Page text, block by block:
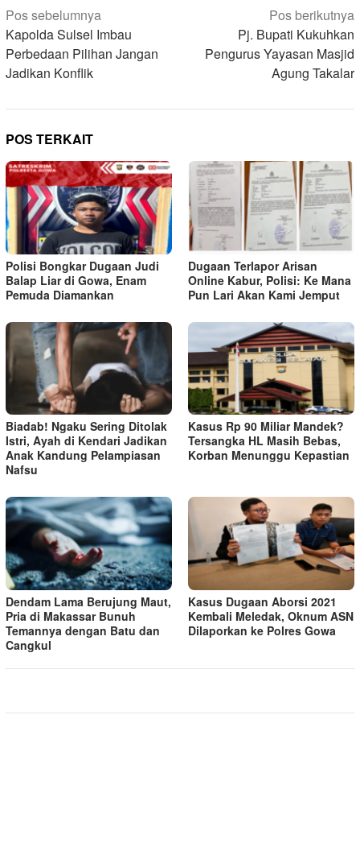
Navigasi
pos
Pos sebelumnya
Kapolda Sulsel Imbau
Perbedaan Pilihan Jangan
Jadikan Konflik
Pos berikutnya
Pj. Bupati Kukuhkan
Pengurus Yayasan Masjid
Agung Takalar
POS TERKAIT
Polisi Bongkar Dugaan Judi
Balap Liar di Gowa, Enam
Pemuda Diamankan
Dugaan Terlapor Arisan
Online Kabur, Polisi: Ke Mana
Pun Lari Akan Kami Jemput
Biadab! Ngaku Sering Ditolak
Istri, Ayah di Kendari Jadikan
Anak Kandung Pelampiasan
Nafsu
Kasus Rp 90 Miliar Mandek?
Tersangka HL Masih Bebas,
Korban Menunggu Kepastian
Dendam Lama Berujung Maut,
Pria di Makassar Bunuh
Temannya dengan Batu dan
Cangkul
Kasus Dugaan Aborsi 2021
Kembali Meledak, Oknum ASN
Dilaporkan ke Polres Gowa